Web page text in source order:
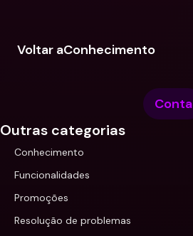
Voltar aConhecimento
Conta
Outras categorias
Conhecimento
Funcionalidades
Promoções
Resolução de problemas